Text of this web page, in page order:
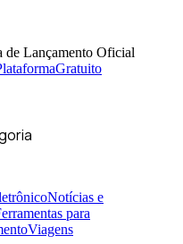
Lançamento Oficial
Gratuito
Notícias e
para
Viagens